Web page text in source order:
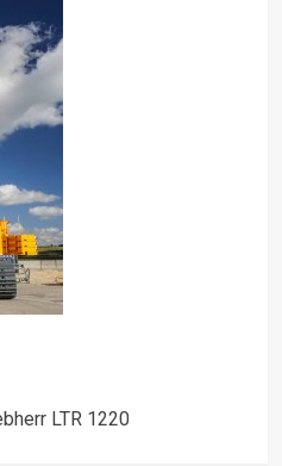
LTR 1220